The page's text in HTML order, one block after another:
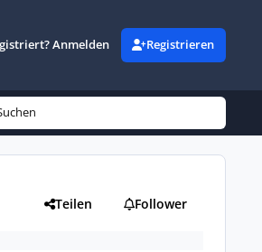
Anmelden Registrieren
Teilen Follower